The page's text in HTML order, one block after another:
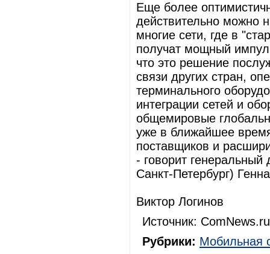
Еще более
действительно можно
многие сети, где в
получат мощный
что это решение
связи других стран,
терминального
интеграции сетей и
общемировые
уже в ближайшее время
поставщиков и
- говорит
Санкт-Петербург)
Виктор Логинов
Источник:
Рубрики: Мобильная